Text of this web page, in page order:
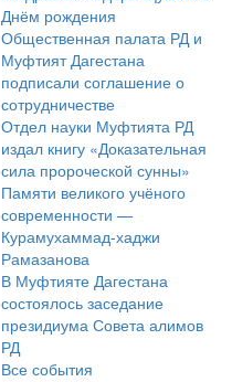
Днём рождения
Общественная палата РД и
Муфтият Дагестана
подписали соглашение о
сотрудничестве
Отдел науки Муфтията РД
издал книгу «Доказательная
сила пророческой сунны»
Памяти великого учёного
современности —
Курамухаммад-хаджи
Рамазанова
В Муфтияте Дагестана
состоялось заседание
президиума Совета алимов
РД
Все события